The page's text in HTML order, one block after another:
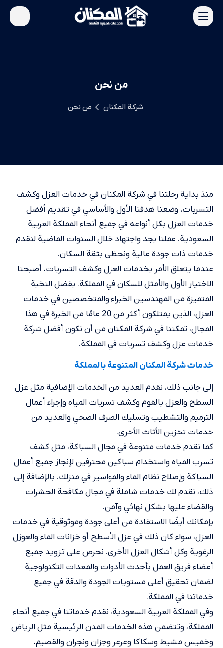
من نحن
شركة المكنان من نحن
منذ بداية رحلتنا في شركة المكنان في خدمات العزل وكشف
التسربات، وضعنا هدفنا الأول والأساسي في تقديم أفضل
خدمات العزل بكل أنواعه في جميع أنحاء المملكة العربية
السعودية. عملنا بجد واجتهاد خلال السنوات الماضية لنقدم
خدمات ذات جودة عالية ونحظى بثقة السكان.
عندما يتعلق الأمر بخدمات العزل وكشف التسربات، أصبحنا
الاختيار الأول والأمثل للسكان في المملكة. بفضل النخبة
المتميزة من المهندسين الخبراء والمتخصصين في خدمات
العزل، الذين يمتلكون أكثر من 20 عامًا من الخبرة في هذا
المجال، تمكننا في شركة المكنان من أن نكون أفضل شركة
خدمات عزل وكشف تسربات في المملكة.
خدمات شركة المكنان المتنوعة بالمملكة
إلى جانب ذلك، نقدم العديد من الخدمات الإضافية مثل عزل
السطح والعزل بالفوم وكشف تسربات المياه وإجراء أعمال
الترميم والتشطيب وتسليك الصرف الصحي والعديد من
خدمات تخزين الأثاث الأخرى.
كما نقدم خدمات متنوعة في مجال السباكة، مثل كشف
تسرب المياه واستخدام سباكين محترفين لإنجاز جميع أعمال
السباكة وإصلاح نظام الماء والمواسير في منزلك. بالإضافة إلى
ذلك، نقدم لك خدمات شاملة في مجال مكافحة الحشرات
والقضاء عليها بشكل نهائي وآمن.
بإمكانك أيضًا الاستفادة من أعلى جودة وموثوقية في خدمات
العزل، سواء كان ذلك في عزل الأسطح أو خزانات الماء والعوزل
الرغوية وكل أشكال العزل الأخرى. نحرص على تزويد جميع
أعضاء فريق العمل بأحدث الأدوات والمعدات التكنولوجية
لضمان تحقيق أعلى مستويات الجودة والدقة في جميع
خدماتنا في المملكة.
وفي المملكة العربية السعودية، نقدم خدماتنا في جميع أنحاء
المملكة، وتتضمن هذه الخدمات المدن الرئيسية مثل الرياض
وخميس مشيط وسكاكا وعرعر وجزان ونجران والقصيم،